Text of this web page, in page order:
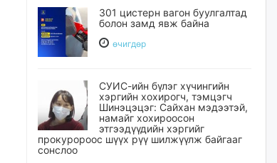
301 цистерн вагон буулгалтад
болон замд явж байна
өчигдѳр
СУИС-ийн бүлэг хүчингийн
хэргийн хохирогч, тэмцэгч
Шинэцэцэг: Сайхан мэдээтэй,
намайг хохироосон
этгээдүүдийн хэргийг
прокуророос шүүх рүү шилжүүлж байгааг
сонслоо